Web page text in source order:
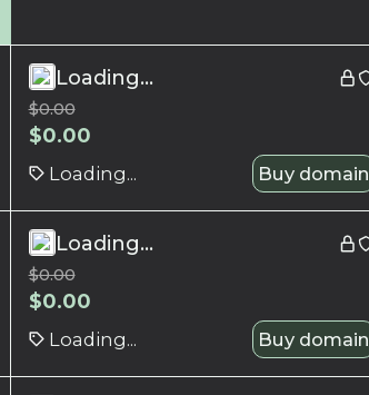
Loading...
$0.00
$0.00
Loading... Buy domain
Loading...
$0.00
$0.00
Loading... Buy domain